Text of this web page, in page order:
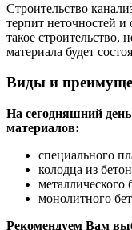
Строительство
терпит неточностей
такое строительство,
материала будет
Виды и
На сегодняшний
материалов:
специального
колодца из
металлического
монолитного
Рекомендуем Вам